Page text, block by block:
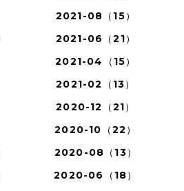
2021-08（15）
2021-06（21）
2021-04（15）
2021-02（13）
2020-12（21）
2020-10（22）
2020-08（13）
2020-06（18）